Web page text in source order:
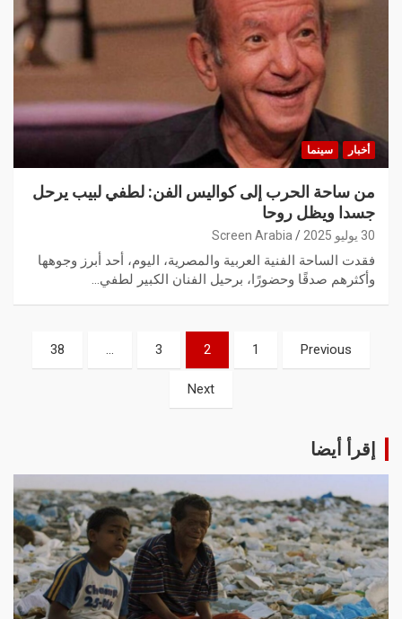
أخبار سينما
من ساحة الحرب إلى كواليس الفن: لطفي لبيب يرحل
جسدا ويظل روحا
30 يوليو 2025 Screen Arabia
فقدت الساحة الفنية العربية والمصرية، اليوم، أحد أبرز وجوهها
وأكثرهم صدقًا وحضورًا، برحيل الفنان الكبير لطفي…
Previous
1
2
3
…
38
Next
إقرأ أيضا